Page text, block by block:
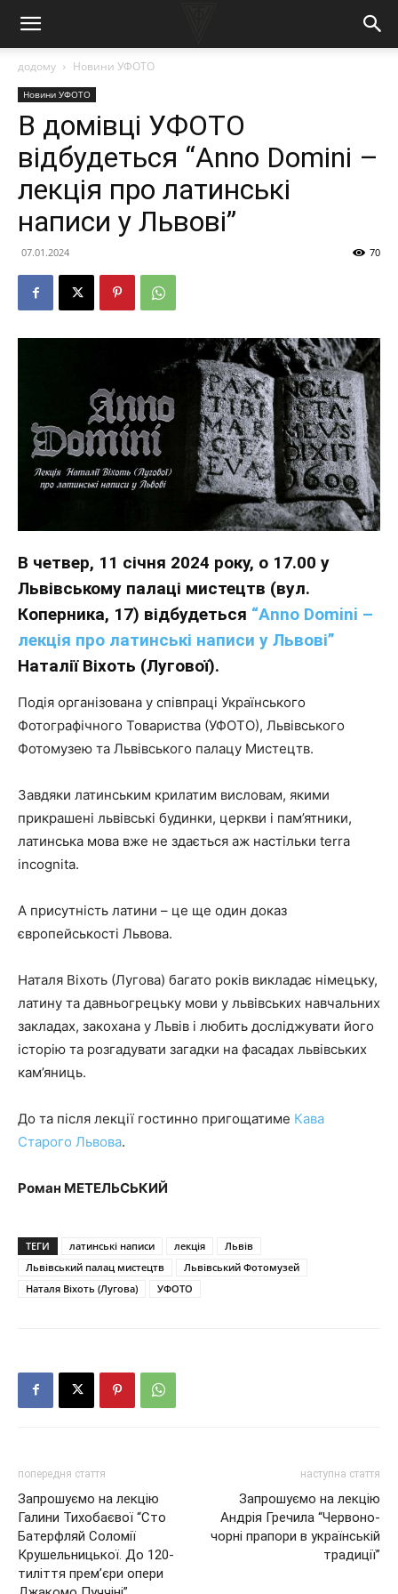
додому Новини УФОТО
Новини УФОТО
В домівці УФОТО
відбудеться “Anno Domini –
лекція про латинські
написи у Львові”
07.01.2024 70
В четвер, 11 січня 2024 року, о 17.00 у
Львівському палаці мистецтв (вул.
Коперника, 17) відбудеться “Anno Domini –
лекція про латинські написи у Львові”
Наталії Віхоть (Лугової).
Подія організована у співпраці Українського
Фотографічного Товариства (УФОТО), Львівського
Фотомузею та Львівського палацу Мистецтв.
Завдяки латинським крилатим висловам, якими
прикрашені львівські будинки, церкви і пам’ятники,
латинська мова вже не здається аж настільки terra
incognita.
А присутність латини – це ще один доказ
європейськості Львова.
Наталя Віхоть (Лугова) багато років викладає німецьку,
латину та давньогрецьку мови у львівських навчальних
закладах, закохана у Львів і любить досліджувати його
історію та розгадувати загадки на фасадах львівських
кам’яниць.
До та після лекції гостинно пригощатиме Кава
Старого Львова.
Роман МЕТЕЛЬСЬКИЙ
ТЕГИ латинські написи лекція
Львів
Львівський палац мистецтв
Львівський Фотомузей
Наталя Віхоть (Лугова)
УФОТО
попередня стаття
Запрошуємо на лекцію
Галини Тихобаєвої “Сто
Батерфляй Соломії
Крушельницької. До 120-
тиліття прем’єри опери
наступна стаття
Запрошуємо на лекцію
Андрія Гречила “Червоно-
чорні прапори в українській
традиції”